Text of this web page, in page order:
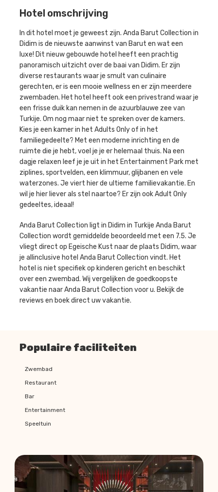
Hotel omschrijving
In dit hotel moet je geweest zijn. Anda Barut Collection in
Didim is de nieuwste aanwinst van Barut en wat een
luxe! Dit nieuw gebouwde hotel heeft een prachtig
panoramisch uitzicht over de baai van Didim. Er zijn
diverse restaurants waar je smult van culinaire
gerechten, er is een mooie wellness en er zijn meerdere
zwembaden. Het hotel heeft ook een privestrand waar je
een frisse duik kan nemen in de azuurblauwe zee van
Turkije. Om nog maar niet te spreken over de kamers.
Kies je een kamer in het Adults Only of in het
familiegedeelte? Met een moderne inrichting en de
ruimte die je hebt, voel je je er helemaal thuis. Na een
dagje relaxen leef je je uit in het Entertainment Park met
ziplines, sportvelden, een klimmuur, glijbanen en vele
waterzones. Je viert hier de ultieme familievakantie. En
wil je hier liever als stel naartoe? Er zijn ook Adult Only
gedeeltes, ideaal!
Anda Barut Collection ligt in Didim in Turkije Anda Barut
Collection wordt gemiddelde beoordeeld met een 7.5. Je
vliegt direct op Egeische Kust naar de plaats Didim, waar
je allinclusive hotel Anda Barut Collection vindt. Het
hotel is niet specifiek op kinderen gericht en beschikt
over een zwembad. Wij vergelijken de goedkoopste
vakantie naar Anda Barut Collection voor u. Bekijk de
reviews en boek direct uw vakantie.
Populaire faciliteiten
Zwembad
Restaurant
Bar
Entertainment
Speeltuin